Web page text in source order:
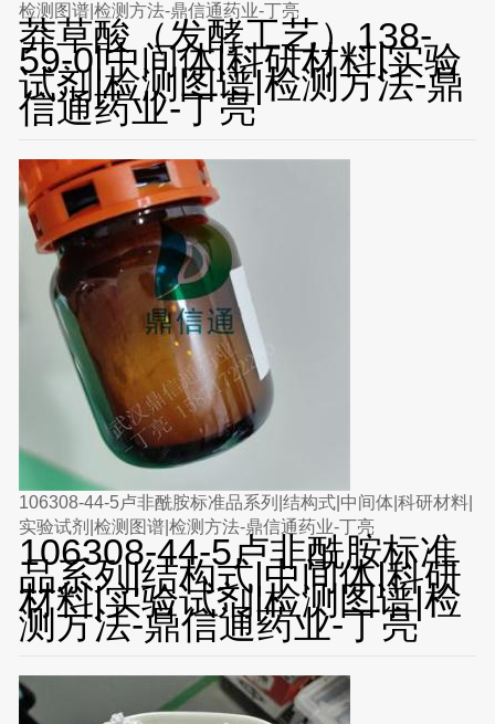
检测图谱|检测方法-鼎信通药业-丁亮
莽草酸（发酵工艺）138-
59-0|中间体|科研材料|实验
试剂|检测图谱|检测方法-鼎
信通药业-丁亮
106308-44-5卢非酰胺标准品系列|结构式|中间体|科研材料|
实验试剂|检测图谱|检测方法-鼎信通药业-丁亮
106308-44-5卢非酰胺标准
品系列|结构式|中间体|科研
材料|实验试剂|检测图谱|检
测方法-鼎信通药业-丁亮